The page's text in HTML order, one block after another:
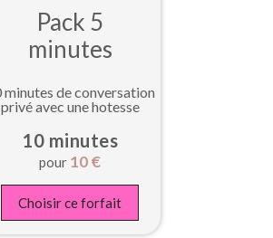
Pack 5
minutes
minutes de conversation
privé avec une hotesse
10 minutes
pour 10€
Choisir ce forfait